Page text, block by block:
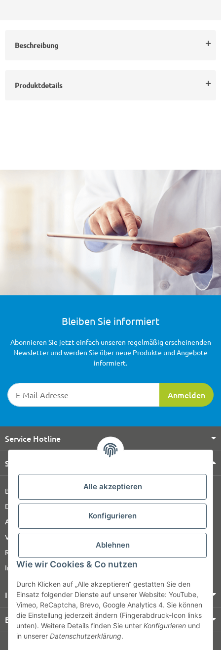
Alle akzeptieren
Konfigurieren
Ablehnen
Wie wir Cookies & Co nutzen
Durch Klicken auf „Alle akzeptieren“ gestatten Sie den
Einsatz folgender Dienste auf unserer Website: YouTube,
Vimeo, ReCaptcha, Brevo, Google Analytics 4. Sie können
die Einstellung jederzeit ändern (Fingerabdruck-Icon links
unten). Weitere Details finden Sie unter Konfigurieren und
in unserer Datenschutzerklärung.
Beschreibung
Produktdetails
Bleiben Sie informiert
Newsletter-Registrierung
Anmelden
Abonnieren Sie jetzt einfach unseren regelmäßig erscheinenden
Newsletter und werden Sie über neue Produkte und Angebote
informiert.
Service Hotline
Shop Service
Barrierefreiheitserklärung
Datenschutz
AGB
Versandinformationen
Retour
Impressum
Informationen
Bezahlung & Versand
© HOZ MEDI WERK